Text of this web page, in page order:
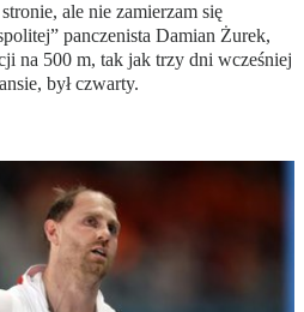
ale nie zamierzam się
panczenista Damian Żurek,
na 500 m, tak jak trzy dni wcześniej
był czwarty.